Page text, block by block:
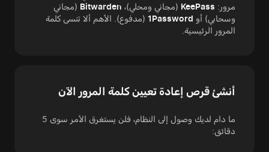
مرور: KeePass (مجاني ومحلي)، Bitwarden (مجاني
وسحابي) أو 1Password (مدفوع). الأهم ألا تنسى كلمة
المرور الرئيسية.
أنشئ قرص إعادة تعيين كلمة المرور الآن
ما دام لديك وصول إلى النظام، فلن يستغرق الأمر سوى 5
دقائق: